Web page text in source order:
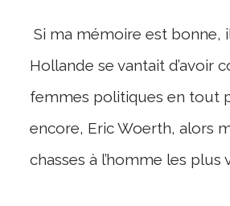
Si ma mémoire est bonne,
Hollande se vantait d’avoir
femmes politiques en tout
encore, Eric Woerth, alors
chasses à l’homme les